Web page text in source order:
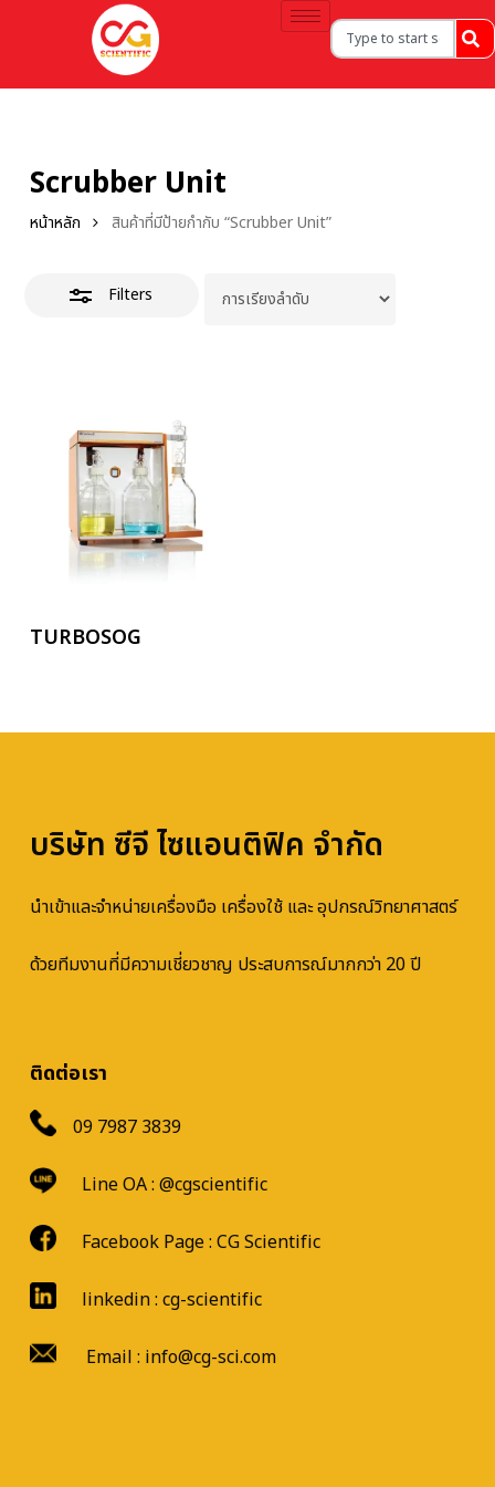
Scrubber Unit
หน้าหลัก สินค้าที่มีป้ายกำกับ “Scrubber Unit”
Filters
อ่านเพิ่ม
TURBOSOG
บริษัท ซีจี ไซแอนติฟิค จำกัด
นำเข้าและจำหน่ายเครื่องมือ เครื่องใช้ และ อุปกรณ์วิทยาศาสตร์
ด้วยทีมงานที่มีความเชี่ยวชาญ ประสบการณ์มากกว่า 20 ปี
ติดต่อเรา
09 7987 3839
Line OA : @cgscientific
Facebook Page : CG Scientific
linkedin : cg-scientific
Email : info@cg-sci.com